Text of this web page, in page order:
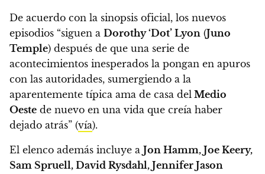
De acuerdo con la sinopsis oficial, los nuevos
episodios “siguen a Dorothy ‘Dot’ Lyon (Juno
Temple) después de que una serie de
acontecimientos inesperados la pongan en apuros
con las autoridades, sumergiendo a la
aparentemente típica ama de casa del Medio
Oeste de nuevo en una vida que creía haber
dejado atrás” (vía).
El elenco además incluye a Jon Hamm, Joe Keery,
Sam Spruell, David Rysdahl, Jennifer Jason